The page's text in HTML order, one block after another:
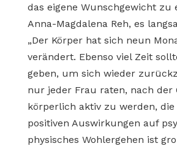
das eigene Wunschgewicht zu
Anna-Magdalena Reh, es
„Der Körper hat sich neun
verändert. Ebenso viel Zeit
geben, um sich wieder
nur jeder Frau raten, nach der
körperlich aktiv zu werden, die
positiven Auswirkungen auf
physisches Wohlergehen ist